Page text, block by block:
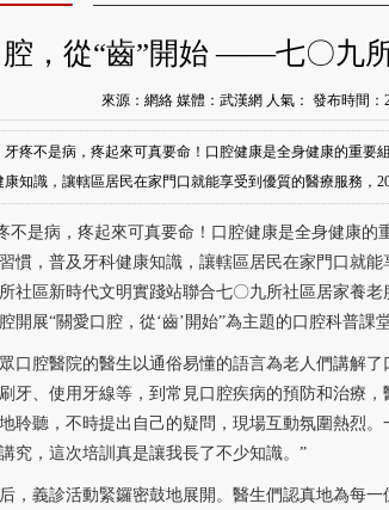
腔，從“齒”開始 ——七〇九
來源：網絡 媒體：武漢網 人氣： 發布時間：
疼不是病，疼起來可真要命！口腔健康是全身健康的重要
知識，讓轄區居民在家門口就能享受到優質的醫療服務，
不是病，疼起來可真要命！口腔健康是全身健康的
慣，普及牙科健康知識，讓轄區居民在家門口就能
社區新時代文明實踐站聯合七〇九所社區居家養
開展“關愛口腔，從‘齒’開始”為主題的口腔科普課
口腔醫院的醫生以通俗易懂的語言為老人們講解
牙、使用牙線等，到常見口腔疾病的預防和治療
聆聽，不時提出自己的疑問，現場互動氛圍熱烈
究，這次培訓真是讓我長了不少知識。”
，義診活動緊鑼密鼓地展開。醫生們認真地為每